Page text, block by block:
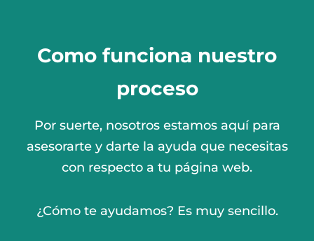
Como funciona nuestro
proceso
Por suerte, nosotros estamos aquí para
asesorarte y darte la ayuda que necesitas
con respecto a tu página web.
¿Cómo te ayudamos? Es muy sencillo.